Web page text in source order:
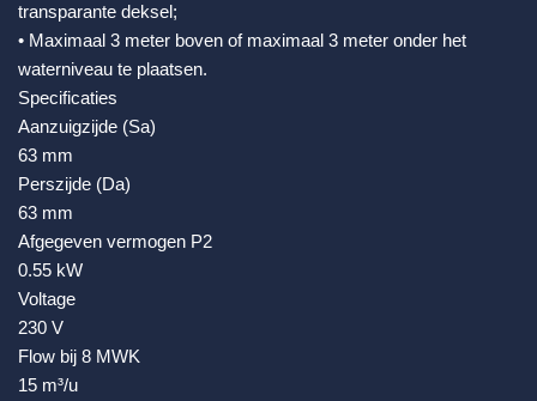
transparante deksel;
• Maximaal 3 meter boven of maximaal 3 meter onder het
waterniveau te plaatsen.
Specificaties
Aanzuigzijde (Sa)
63 mm
Perszijde (Da)
63 mm
Afgegeven vermogen P2
0.55 kW
Voltage
230 V
Flow bij 8 MWK
15 m³/u